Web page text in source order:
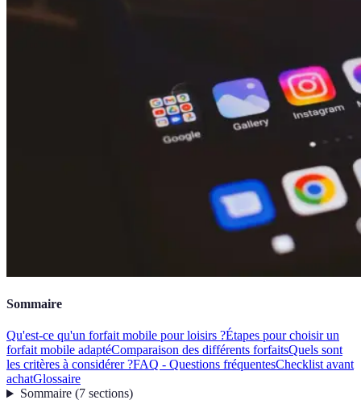
Sommaire
Qu'est-ce qu'un forfait mobile pour loisirs ?Étapes pour choisir un
forfait mobile adaptéComparaison des différents forfaitsQuels sont
les critères à considérer ?FAQ - Questions fréquentesChecklist avant
achatGlossaire
Sommaire(7 sections)